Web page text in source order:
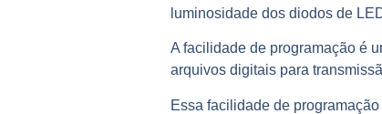
luminosidade dos diodos de
A facilidade de programação é
arquivos digitais para
Essa facilidade de